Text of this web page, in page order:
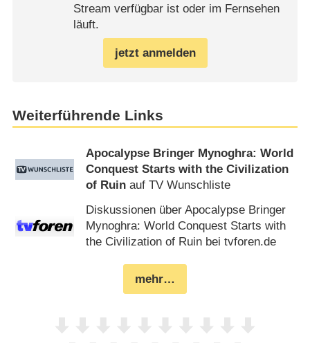
Stream verfügbar ist oder im Fernsehen
läuft.
jetzt anmelden
Weiterführende Links
Apocalypse Bringer Mynoghra: World
Conquest Starts with the Civilization
of Ruin auf TV Wunschliste
Diskussionen über Apocalypse Bringer
Mynoghra: World Conquest Starts with
the Civilization of Ruin bei tvforen.de
mehr…